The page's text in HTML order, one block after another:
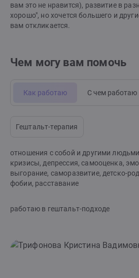
вам это не нравится), развитие в
хорошо", но хочется большего и
вам откликается.
Чем могу вам помочь
Как работаю С чем работаю
Гештальт-терапия
отношения с собой и другими
кризисы, депрессия, самооценка,
выгорание, саморазвитие, детско-
фобии, расставание
работаю в гештальт-подходе